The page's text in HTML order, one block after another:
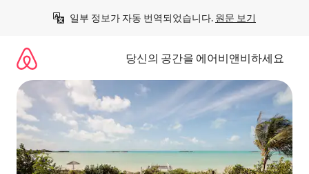
일부 정보가 자동 번역되었습니다. 원문 보기
당신의 공간을 에어비앤비하세요